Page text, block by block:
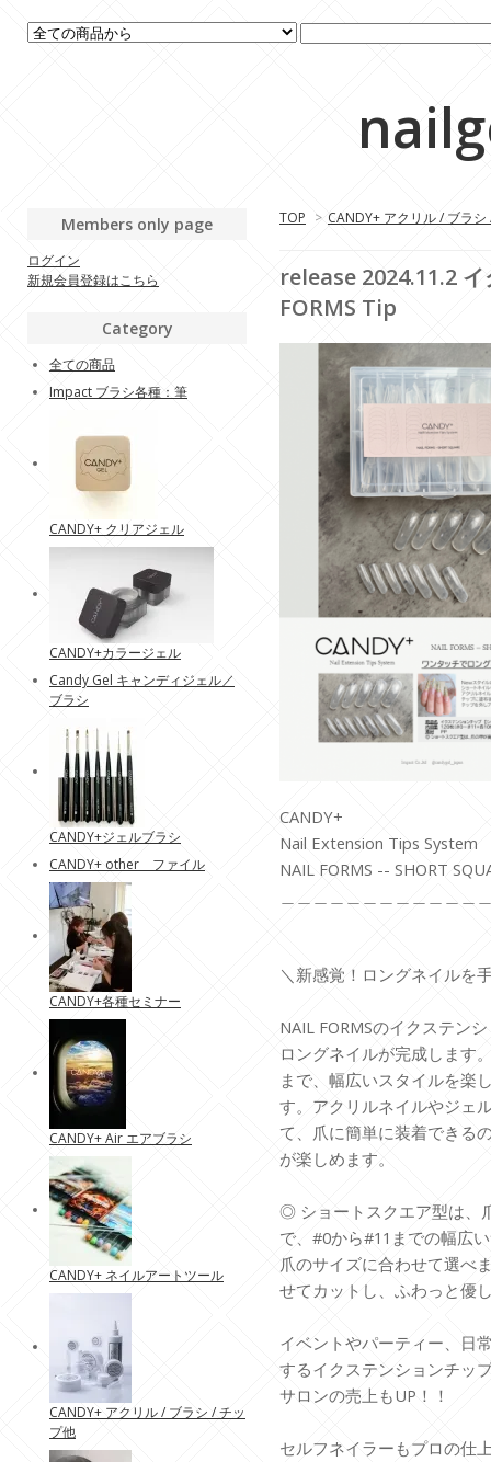
TOP > CANDY+ アクリル / ブラ
release 2024.11.2
FORMS Tip
CANDY+
Nail Extension Tips System
NAIL FORMS -- SHORT
＼新感覚！ロングネイルを
NAIL FORMSのイクステン
ロングネイルが完成します
まで、幅広いスタイルを楽
す。アクリルネイルやジェ
て、爪に簡単に装着できる
が楽しめます。
◎ ショートスクエア型は、
で、#0から#11までの幅広
爪のサイズに合わせて選べ
せてカットし、ふわっと優
イベントやパーティー、日
するイクステンションチッ
サロンの売上もUP！！
セルフネイラーもプロの仕
Members only page
ログイン
新規会員登録はこちら
Category
全ての商品
Impact ブラシ各種：筆
CANDY+ クリアジェル
CANDY+カラージェル
Candy Gel キャンディジェル／
ブラシ
CANDY+ジェルブラシ
CANDY+ other ファイル
CANDY+各種セミナー
CANDY+ Air エアブラシ
CANDY+ ネイルアートツール
CANDY+ アクリル / ブラシ / チッ
プ他